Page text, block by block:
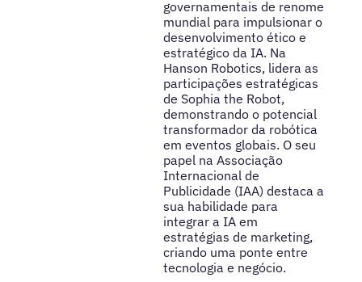
governamentais de renome
mundial para impulsionar o
desenvolvimento ético e
estratégico da IA. Na
Hanson Robotics, lidera as
participações estratégicas
de Sophia the Robot,
demonstrando o potencial
transformador da robótica
em eventos globais. O seu
papel na Associação
Internacional de
Publicidade (IAA) destaca a
sua habilidade para
integrar a IA em
estratégias de marketing,
criando uma ponte entre
tecnologia e negócio.